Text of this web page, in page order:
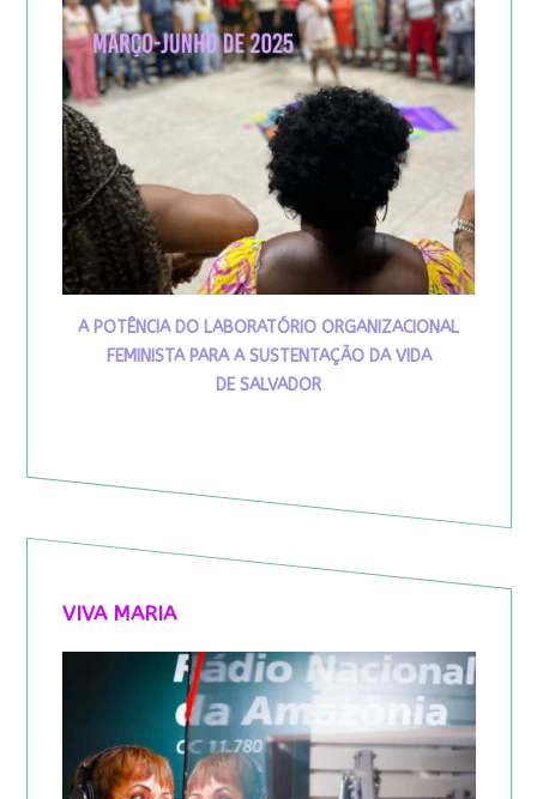
A POTÊNCIA DO LABORATÓRIO ORGANIZACIONAL
FEMINISTA PARA A SUSTENTAÇÃO DA VIDA
DE SALVADOR
VIVA MARIA